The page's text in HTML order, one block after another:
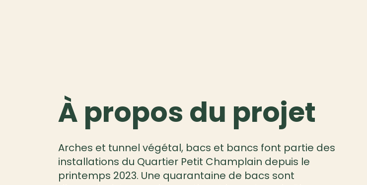
À propos du projet
Arches et tunnel végétal, bacs et bancs font partie des
installations du Quartier Petit Champlain depuis le
printemps 2023. Une quarantaine de bacs sont